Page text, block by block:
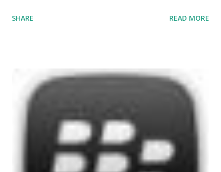
Nilai, dan kolom B untuk menyatakan Lulus atau Tidak lulus
SHARE READ MORE